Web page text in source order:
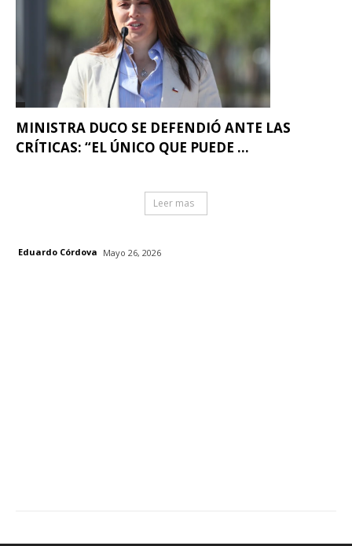
MINISTRA DUCO SE DEFENDIÓ ANTE LAS
CRÍTICAS: “EL ÚNICO QUE PUEDE ...
Leer mas
Eduardo Córdova Mayo 26, 2026